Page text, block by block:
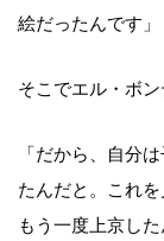
絵だったんです」
そこでエル・ボ
「だから、自分
たんだと。これ
もう一度上京し